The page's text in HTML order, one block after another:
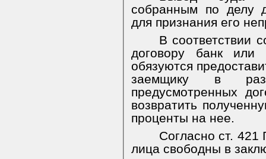
собранным по делу
для признания его
В соответствии
договору банк или
обязуются
заемщику в
предусмотренных
возвратить
проценты на нее.
Согласно ст.
лица свободны в